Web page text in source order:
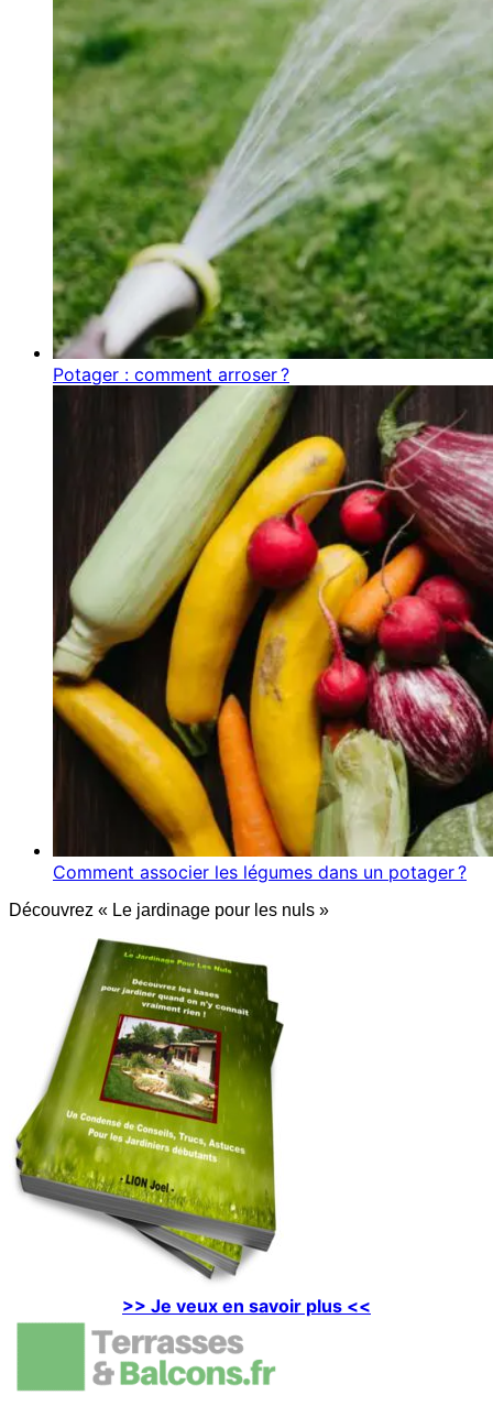
Potager : comment arroser ?
Comment associer les légumes dans un potager ?
Découvrez « Le jardinage pour les nuls »
>> Je veux en savoir plus <<